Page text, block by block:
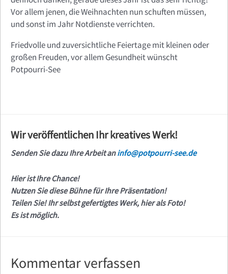
Vor allem jenen, die Weihnachten nun schuften müssen,
und sonst im Jahr Notdienste verrichten.
Friedvolle und zuversichtliche Feiertage mit kleinen oder
großen Freuden, vor allem Gesundheit wünscht
Potpourri-See
Wir veröffentlichen Ihr kreatives Werk!
Senden Sie dazu Ihre Arbeit aninfo@potpourri-see.de
Hier ist Ihre Chance!
Nutzen Sie diese Bühne für Ihre Präsentation!
Teilen Sie! Ihr selbst gefertigtes Werk, hier als Foto!
Es ist möglich.
Kommentar verfassen